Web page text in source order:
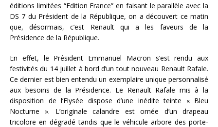
éditions limitées “Edition France” en faisant le parallèle avec la
DS 7 du Président de la République, on a découvert ce matin
que, désormais, c’est Renault qui a les faveurs de la
Présidence de la République.
En effet, le Président Emmanuel Macron s’est rendu aux
festivités du 14 juillet à bord d’un tout nouveau Renault Rafale.
Ce dernier est bien entendu un exemplaire unique personnalisé
aux besoins de la Présidence. Le Renault Rafale mis à la
disposition de l’Elysée dispose d’une inédite teinte « Bleu
Nocturne ». L’originale calandre est ornée d’un drapeau
tricolore en dégradé tandis que le véhicule arbore des porte-